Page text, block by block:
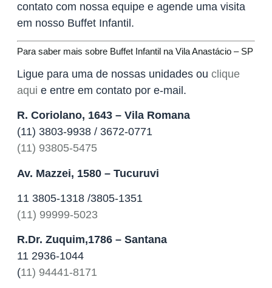
contato com nossa equipe e agende uma visita
em nosso Buffet Infantil.
Para saber mais sobre Buffet Infantil na Vila Anastácio – SP
Ligue para uma de nossas unidades ou clique
aqui e entre em contato por e-mail.
R. Coriolano, 1643 – Vila Romana
(11) 3803-9938 / 3672-0771
(11) 93805-5475
Av. Mazzei, 1580 – Tucuruvi
11 3805-1318 /3805-1351
(11) 99999-5023
R.Dr. Zuquim,1786 – Santana
11 2936-1044
(11) 94441-8171